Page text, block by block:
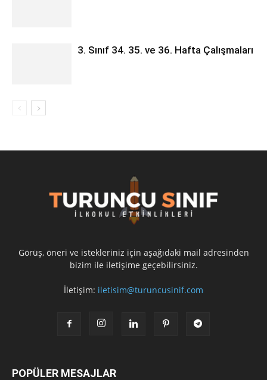
3. Sınıf 34. 35. ve 36. Hafta Çalışmaları
Görüş, öneri ve istekleriniz için aşağıdaki mail adresinden
bizim ile iletişime geçebilirsiniz.
İletişim: iletisim@turuncusinif.com
POPÜLER MESAJLAR